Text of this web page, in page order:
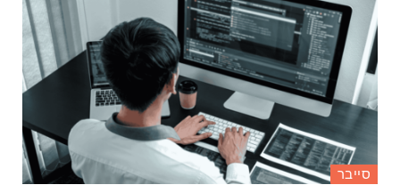
סייבר